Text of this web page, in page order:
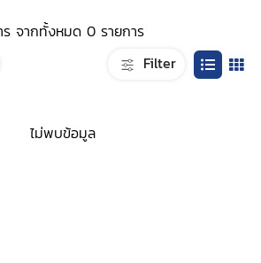
จากทั้งหมด 0 รายการ
Filter
ไม่พบข้อมูล